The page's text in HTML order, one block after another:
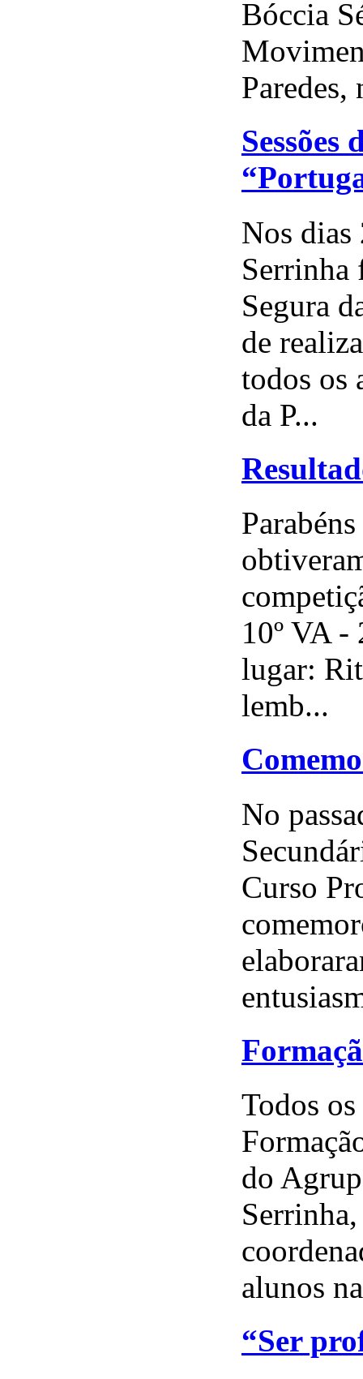
Bóccia
Paredes,
Sessões
Nos dias
Serrinha
Segura
de
todos os
da P...
10º VA -
lugar:
lemb...
No
Curso
Todos
do
alunos
“Ser